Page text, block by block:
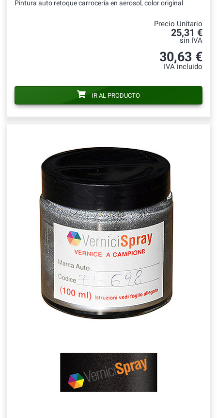
Pintura auto retoque carrocería en aerosol, color original
Precio Unitario
25,31 €
sin IVA
30,63 €
IVA incluido
IR AL PRODUCTO